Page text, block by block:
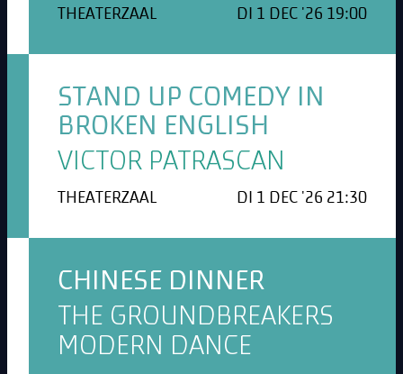
THEATERZAAL DI 1 DEC '26 19:00
STAND UP COMEDY IN
BROKEN ENGLISH
VICTOR PATRASCAN
THEATERZAAL DI 1 DEC '26 21:30
CHINESE DINNER
THE GROUNDBREAKERS
MODERN DANCE